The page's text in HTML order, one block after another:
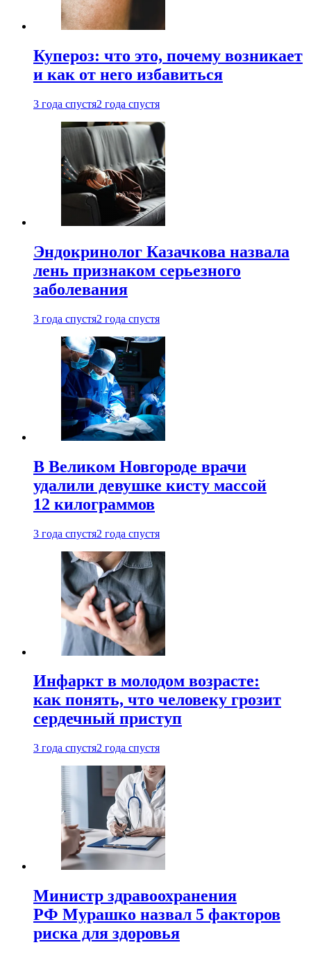
Купероз: что это, почему возникает
и как от него избавиться
3 года спустя2 года спустя
Эндокринолог Казачкова назвала
лень признаком серьезного
заболевания
3 года спустя2 года спустя
В Великом Новгороде врачи
удалили девушке кисту массой
12 килограммов
3 года спустя2 года спустя
Инфаркт в молодом возрасте:
как понять, что человеку грозит
сердечный приступ
3 года спустя2 года спустя
Министр здравоохранения
РФ Мурашко назвал 5 факторов
риска для здоровья